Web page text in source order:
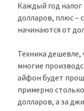
Каждый год налог
долларов, плюс –
начинаются от
Техника дешевле,
многие
айфон будет
примерно
долларов, а за